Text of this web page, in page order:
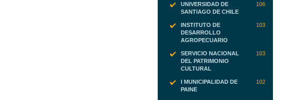
UNIVERSIDAD DE
SANTIAGO DE CHILE
106
INSTITUTO DE
DESARROLLO
AGROPECUARIO
103
SERVICIO NACIONAL
DEL PATRIMONIO
CULTURAL
103
I MUNICIPALIDAD DE
PAINE
102